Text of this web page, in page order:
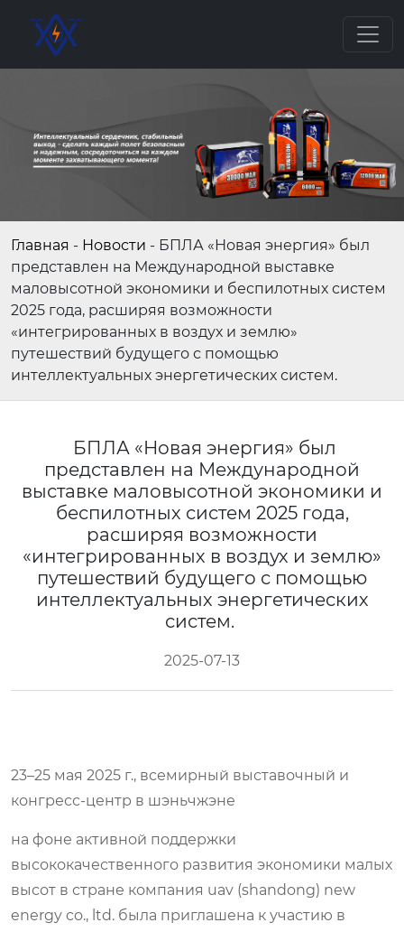
Главная - Новости - БПЛА «Новая энергия» был
представлен на Международной выставке
маловысотной экономики и беспилотных систем
2025 года, расширяя возможности
«интегрированных в воздух и землю»
путешествий будущего с помощью
интеллектуальных энергетических систем.
БПЛА «Новая энергия» был
представлен на Международной
выставке маловысотной экономики и
беспилотных систем 2025 года,
расширяя возможности
«интегрированных в воздух и землю»
путешествий будущего с помощью
интеллектуальных энергетических
систем.
2025-07-13
23–25 мая 2025 г., всемирный выставочный и
конгресс-центр в шэньчжэне
на фоне активной поддержки
высококачественного развития экономики малых
высот в стране компания uav (shandong) new
energy co., ltd. была приглашена к участию в